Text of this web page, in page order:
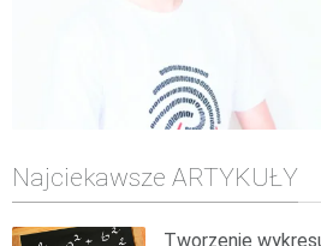
Najciekawsze ARTYKUŁY
Tworzenie